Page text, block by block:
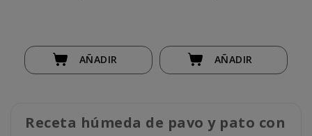
AÑADIR AÑADIR
Receta húmeda de pavo y pato con